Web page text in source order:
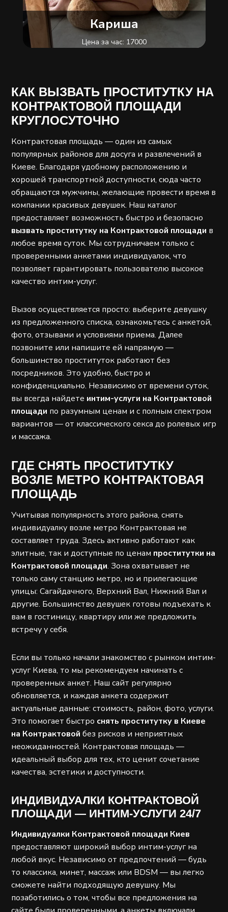
Кариша
Цена за час: 17000
Размер груди: 3
КАК ВЫЗВАТЬ ПРОСТИТУТКУ НА
КОНТРАКТОВОЙ ПЛОЩАДИ
КРУГЛОСУТОЧНО
Контрактовая площадь — один из самых
популярных районов для досуга и развлечений в
Киеве. Благодаря удобному расположению и
хорошей транспортной доступности, сюда часто
обращаются мужчины, желающие провести время в
компании красивых девушек. Наш каталог
предоставляет возможность быстро и безопасно
вызвать проститутку на Контрактовой площади в
любое время суток. Мы сотрудничаем только с
проверенными анкетами индивидуалок, что
позволяет гарантировать пользователю высокое
качество интим-услуг.
Вызов осуществляется просто: выберите девушку
из предложенного списка, ознакомьтесь с анкетой,
фото, отзывами и условиями приема. Далее
позвоните или напишите ей напрямую —
большинство проституток работают без
посредников. Это удобно, быстро и
конфиденциально. Независимо от времени суток,
вы всегда найдете интим-услуги на Контрактовой
площади по разумным ценам и с полным спектром
вариантов — от классического секса до ролевых игр
и массажа.
ГДЕ СНЯТЬ ПРОСТИТУТКУ
ВОЗЛЕ МЕТРО КОНТРАКТОВАЯ
ПЛОЩАДЬ
Учитывая популярность этого района, снять
индивидуалку возле метро Контрактовая не
составляет труда. Здесь активно работают как
элитные, так и доступные по ценам проститутки на
Контрактовой площади. Зона охватывает не
только саму станцию метро, но и прилегающие
улицы: Сагайдачного, Верхний Вал, Нижний Вал и
другие. Большинство девушек готовы подъехать к
вам в гостиницу, квартиру или же предложить
встречу у себя.
Если вы только начали знакомство с рынком интим-
услуг Киева, то мы рекомендуем начинать с
проверенных анкет. Наш сайт регулярно
обновляется, и каждая анкета содержит
актуальные данные: стоимость, район, фото, услуги.
Это помогает быстро снять проститутку в Киеве
на Контрактовой без рисков и неприятных
неожиданностей. Контрактовая площадь —
идеальный выбор для тех, кто ценит сочетание
качества, эстетики и доступности.
ИНДИВИДУАЛКИ КОНТРАКТОВОЙ
ПЛОЩАДИ — ИНТИМ-УСЛУГИ 24/7
Индивидуалки Контрактовой площади Киев
предоставляют широкий выбор интим-услуг на
любой вкус. Независимо от предпочтений — будь
то классика, минет, массаж или BDSM — вы легко
сможете найти подходящую девушку. Мы
позаботились о том, чтобы все предложения на